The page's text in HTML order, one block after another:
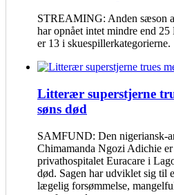
STREAMING: Anden sæson
har opnået intet mindre end
er 13 i skuespillerkategorierne.
Litterær superstjerne
søns død
SAMFUND: Den nigeriansk-
Chimamanda Ngozi Adichie
privathospitalet Euracare i
død. Sagen har udviklet sig til
lægelig forsømmelse,